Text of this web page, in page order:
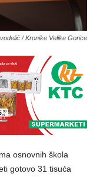
/ Kronike Velike Gorice
osnovnih škola
gotovo 31 tisuća